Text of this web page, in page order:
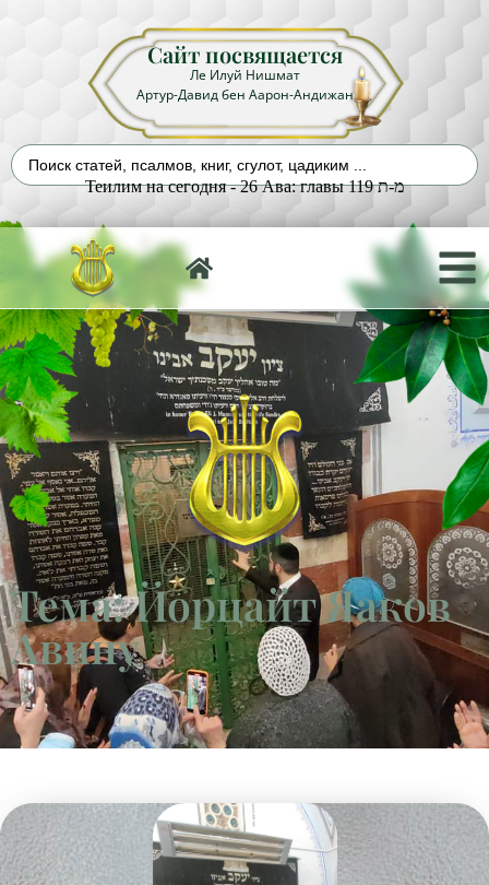
Сайт посвящается
Ле Илуй Нишмат
Артур-Давид бен Аарон-Андижан
Теилим на сегодня - 26 Ава: главы 119 מ-ת
Тема: Йорцайт Яаков
Авину